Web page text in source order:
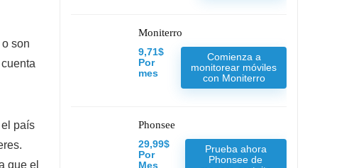
son
país
que el
Moniterro
9,71$
Por
mes
Comienza a
monitorear móviles
con Moniterro
Phonsee
29,99$
Por
Mes
Prueba ahora
Phonsee de